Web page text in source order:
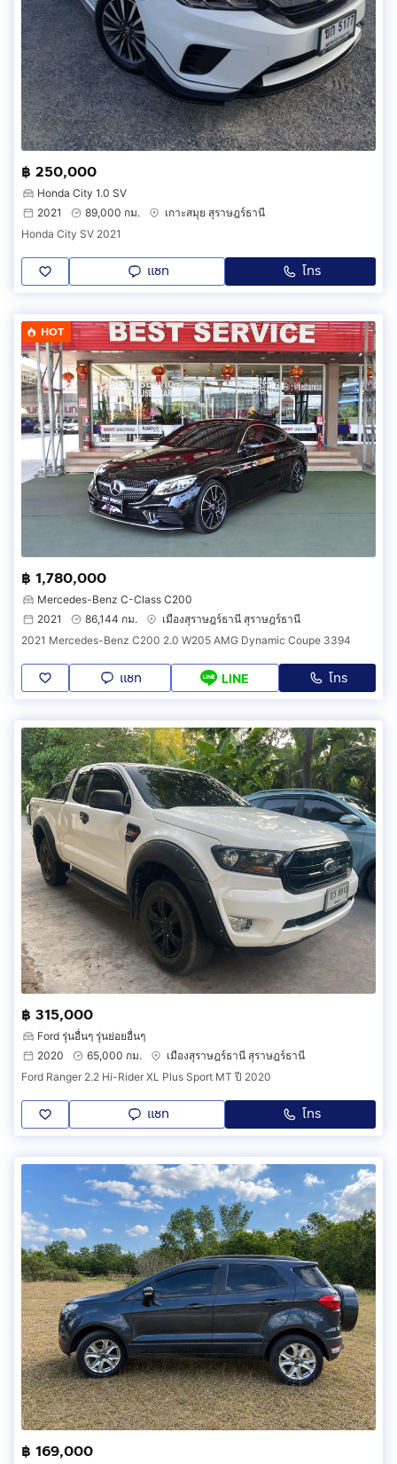
฿ 250,000
Honda City 1.0 SV
2021
89,000 กม.
เกาะสมุย สุราษฎร์ธานี
Honda City SV 2021
แชท โทร
HOT
฿ 1,780,000
Mercedes-Benz C-Class C200
2021
86,144 กม.
เมืองสุราษฎร์ธานี สุราษฎร์ธานี
2021 Mercedes-Benz C200 2.0 W205 AMG Dynamic Coupe 3394
แชท LINE โทร
฿ 315,000
Ford รุ่นอื่นๆ รุ่นย่อยอื่นๆ
2020
65,000 กม.
เมืองสุราษฎร์ธานี สุราษฎร์ธานี
Ford Ranger 2.2 Hi-Rider XL Plus Sport MT ปี 2020
แชท โทร
฿ 169,000